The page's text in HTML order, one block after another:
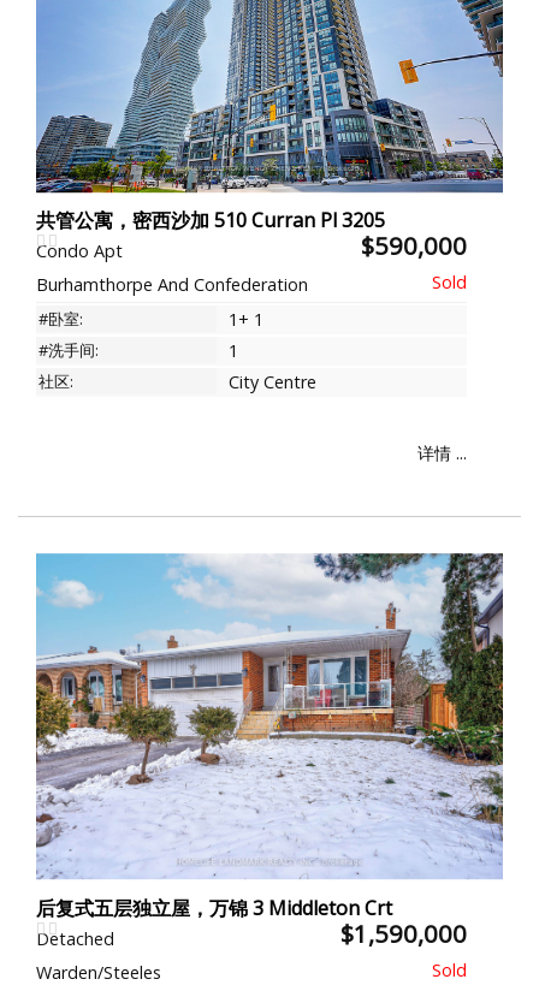
共管公寓，密西沙加 510 Curran Pl 3205
Condo Apt $590,000
Burhamthorpe And Confederation
#卧室: 1+ 1
#洗手间: 1
社区: City Centre
详情 ...
后复式五层独立屋，万锦 3 Middleton Crt
Detached $1,590,000
Warden/Steeles